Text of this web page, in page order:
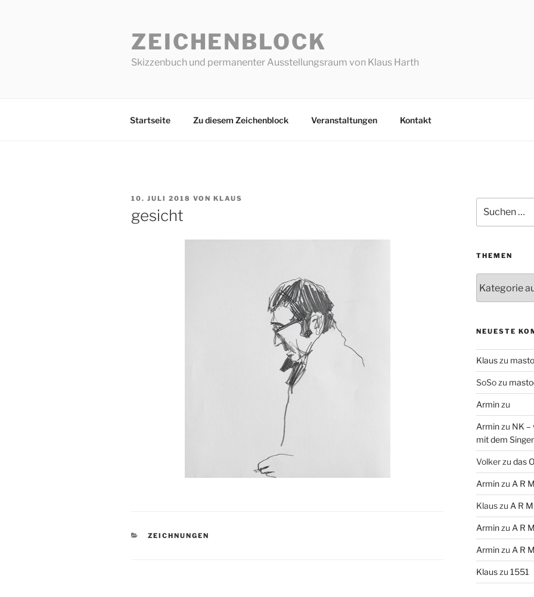
ZEICHENBLOCK
Skizzenbuch und permanenter Ausstellungsraum von Klaus Harth
Startseite Zu diesem Zeichenblock Veranstaltungen Kontakt
VERÖFFENTLICHT
10. JULI 2018 VON KLAUS
gesicht
KATEGORIEN
ZEICHNUNGEN
nach:
THEMEN
NEUESTE
Klauszu
SoSozu
Arminzu
Arminzu NK –
mit dem
Volkerzu das
Arminzu A R
Klauszu A R
Arminzu A R
Arminzu A R
Klauszu 1551